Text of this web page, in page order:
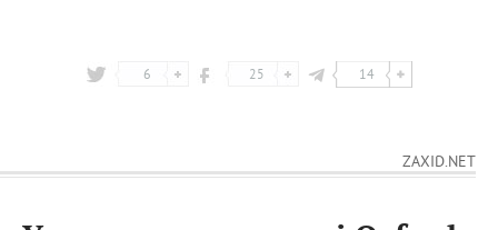
6 25 14
ZAXID.NET